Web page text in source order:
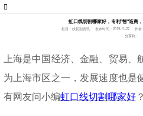
虹口线切割哪家好，专利“智”造商
栏目：线切割资讯 发布时间：2019-11-22 作者
分享到：
上海是中国经济、金融、贸易
为上海市区之一，发展速度也是
有网友问小编虹口线切割哪家好？